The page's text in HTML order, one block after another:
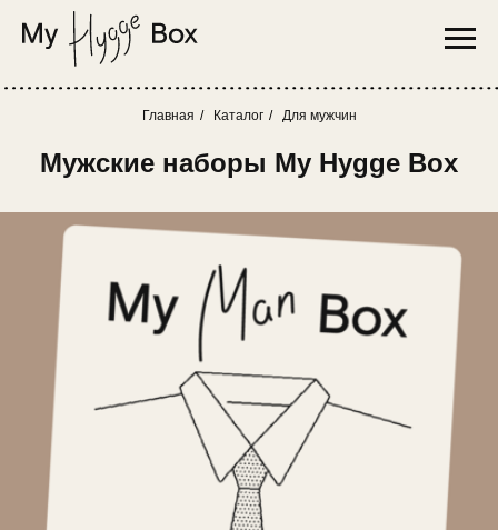
Главная / Каталог / Для мужчин
Мужские наборы My Hygge Box